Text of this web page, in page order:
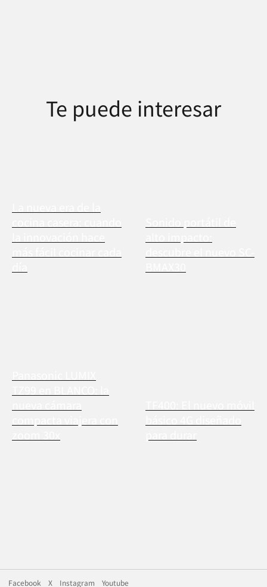
Te puede interesar
Facebook X Instagram
Youtube